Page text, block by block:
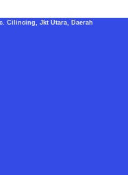
Cilincing, Jkt Utara, Daerah